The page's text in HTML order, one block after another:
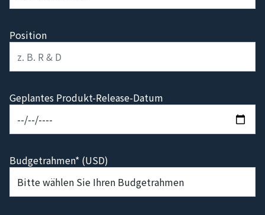
Position
Geplantes Produkt-Release-Datum
Budgetrahmen* (USD)